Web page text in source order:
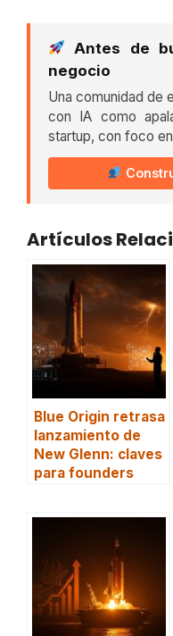
Antes de
negocio
Una comunidad de
con IA como
startup, con foco
Artículos
Blue Origin retrasa
lanzamiento de
New Glenn: claves
para founders